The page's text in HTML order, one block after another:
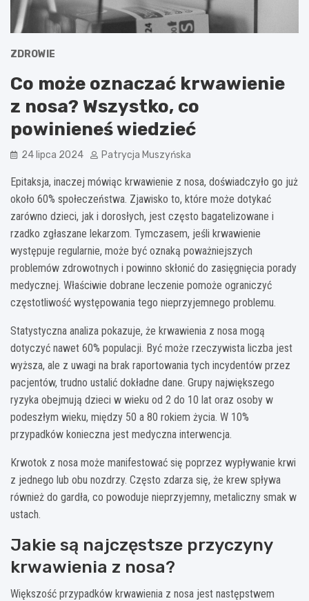
ZDROWIE
Co może oznaczać krwawienie
z nosa? Wszystko, co
powinieneś wiedzieć
24 lipca 2024 Patrycja Muszyńska
Epitaksja, inaczej mówiąc krwawienie z nosa, doświadczyło go już
około 60% społeczeństwa. Zjawisko to, które może dotykać
zarówno dzieci, jak i dorosłych, jest często bagatelizowane i
rzadko zgłaszane lekarzom. Tymczasem, jeśli krwawienie
występuje regularnie, może być oznaką poważniejszych
problemów zdrowotnych i powinno skłonić do zasięgnięcia porady
medycznej. Właściwie dobrane leczenie pomoże ograniczyć
częstotliwość występowania tego nieprzyjemnego problemu.
Statystyczna analiza pokazuje, że krwawienia z nosa mogą
dotyczyć nawet 60% populacji. Być może rzeczywista liczba jest
wyższa, ale z uwagi na brak raportowania tych incydentów przez
pacjentów, trudno ustalić dokładne dane. Grupy największego
ryzyka obejmują dzieci w wieku od 2 do 10 lat oraz osoby w
podeszłym wieku, między 50 a 80 rokiem życia. W 10%
przypadków konieczna jest medyczna interwencja.
Krwotok z nosa może manifestować się poprzez wypływanie krwi
z jednego lub obu nozdrzy. Często zdarza się, że krew spływa
również do gardła, co powoduje nieprzyjemny, metaliczny smak w
ustach.
Jakie są najczęstsze przyczyny
krwawienia z nosa?
Większość przypadków krwawienia z nosa jest następstwem